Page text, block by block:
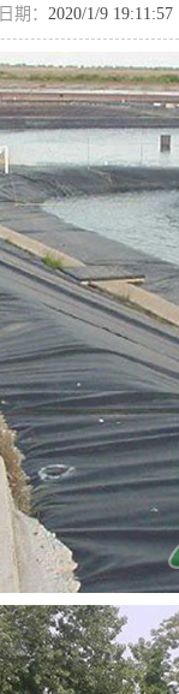
日期： 2020/1/9 19:11:57